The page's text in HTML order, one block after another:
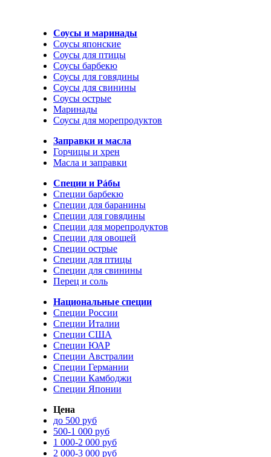
Соусы и маринады
Соусы японские
Соусы для птицы
Соусы барбекю
Соусы для говядины
Соусы для свинины
Соусы острые
Маринады
Соусы для морепродуктов
Заправки и масла
Горчицы и хрен
Масла и заправки
Специи и Рáбы
Специи барбекю
Специи для баранины
Специи для говядины
Специи для морепродуктов
Специи для овощей
Специи острые
Специи для птицы
Специи для свинины
Перец и соль
Национальные специи
Специи России
Специи Италии
Специи США
Специи ЮАР
Специи Австралии
Специи Германии
Специи Камбоджи
Специи Японии
Цена
до 500 руб
500-1 000 руб
1 000-2 000 руб
2 000-3 000 руб